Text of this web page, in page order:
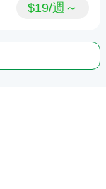
$19/週～